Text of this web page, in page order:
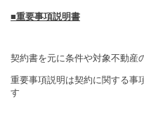
■重要事項説明書
契約書を元に条件や対象不動産
重要事項説明は契約に関する事
す